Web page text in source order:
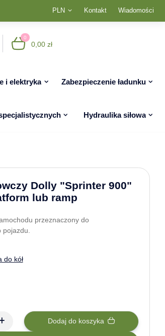
PLN Kontakt Wiadomości
0
0,00 zł
i elektryka Zabezpieczenie ładunku
Hydraulika siłowa
Dolly "Sprinter 900"
lub ramp
przeznaczony do
do kół
Dodaj do koszyka